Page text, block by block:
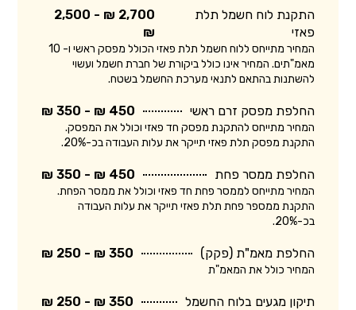
התקנת לוח חשמל תלת
פאזי
2,700 ₪ - 2,500
₪
המחיר מתייחס ללוח חשמל תלת פאזי הכולל מפסק ראשי ו- 10
מאמ"תים. המחיר אינו כולל ביקורת של חברת חשמל ועשוי
להשתנות בהתאם לתנאי מערכת החשמל בשטח.
החלפת מפסק זרם ראשי 450 ₪ - 350 ₪
המחיר מתייחס להתקנת מפסק חד פאזי וכולל את המפסק.
התקנת מפסק תלת פאזי תייקר את עלות העבודה בכ-20%.
החלפת ממסר פחת 450 ₪ - 350 ₪
המחיר מתייחס לממסר פחת חד פאזי וכולל את ממסר הפחת.
התקנת ממספר פחת תלת פאזי תייקר את עלות העבודה
בכ-20%.
החלפת מאמ"ת (פקק) 350 ₪ - 250 ₪
המחיר כולל את המאמ"ת
תיקון מגעים בלוח החשמל 350 ₪ - 250 ₪